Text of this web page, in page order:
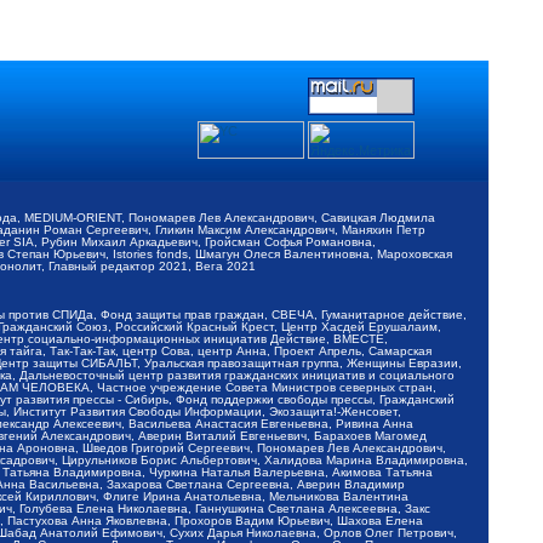
MEDIUM-ORIENT, Пономарев Лев Александрович, Савицкая Людмила
Роман Сергеевич, Гликин Максим Александрович, Маняхин Петр
Рубин Михаил Аркадьевич, Гройсман Софья Романовна,
Юрьевич, Istories fonds, Шмагун Олеся Валентиновна, Мароховская
Главный редактор 2021, Вега 2021
СПИДа, Фонд защиты прав граждан, СВЕЧА, Гуманитарное действие,
Союз, Российский Красный Крест, Центр Хасдей Ерушалаим,
социально-информационных инициатив Действие, ВМЕСТЕ,
Так-Так-Так, центр Сова, центр Анна, Проект Апрель, Самарская
защиты СИБАЛЬТ, Уральская правозащитная группа, Женщины Евразии,
Дальневосточный центр развития гражданских инициатив и социального
ЧЕЛОВЕКА, Частное учреждение Совета Министров северных стран,
прессы - Сибирь, Фонд поддержки свободы прессы, Гражданский
Институт Развития Свободы Информации, Экозащита!-Женсовет,
Алексеевич, Васильева Анастасия Евгеньевна, Ривина Анна
Александрович, Аверин Виталий Евгеньевич, Барахоев Магомед
Шведов Григорий Сергеевич, Пономарев Лев Александрович,
Цирульников Борис Альбертович, Халидова Марина Владимировна,
Владимировна, Чуркина Наталья Валерьевна, Акимова Татьяна
Васильевна, Захарова Светлана Сергеевна, Аверин Владимир
Кириллович, Флиге Ирина Анатольевна, Мельникова Валентина
Елена Николаевна, Ганнушкина Светлана Алексеевна, Закс
Анна Яковлевна, Прохоров Вадим Юрьевич, Шахова Елена
Анатолий Ефимович, Сухих Дарья Николаевна, Орлов Олег Петрович,